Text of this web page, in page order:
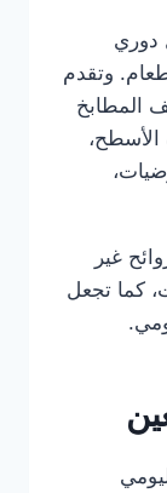
دوري
وتقدم
المطابخ
غير
كما تجعل